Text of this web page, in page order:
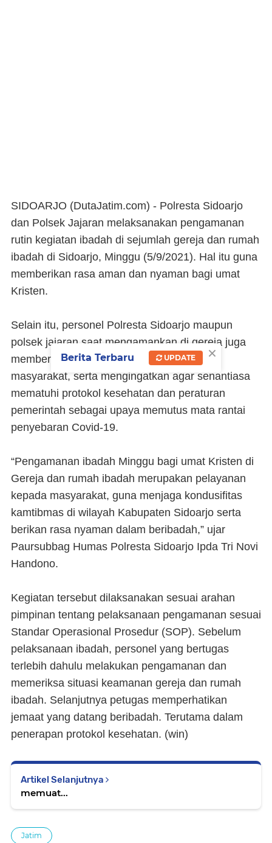
SIDOARJO (DutaJatim.com) - Polresta Sidoarjo
dan Polsek Jajaran melaksanakan pengamanan
rutin kegiatan ibadah di sejumlah gereja dan rumah
ibadah di Sidoarjo, Minggu (5/9/2021). Hal itu guna
memberikan rasa aman dan nyaman bagi umat
Kristen.
Selain itu, personel Polresta Sidoarjo maupun
polsek jajaran saat mengamankan di gereja juga
memberikan himbauan kamtibmas kepada
masyarakat, serta mengingatkan agar senantiasa
mematuhi protokol kesehatan dan peraturan
pemerintah sebagai upaya memutus mata rantai
penyebaran Covid-19.
“Pengamanan ibadah Minggu bagi umat Kristen di
Gereja dan rumah ibadah merupakan pelayanan
kepada masyarakat, guna menjaga kondusifitas
kamtibmas di wilayah Kabupaten Sidoarjo serta
berikan rasa nyaman dalam beribadah,” ujar
Paursubbag Humas Polresta Sidoarjo Ipda Tri Novi
Handono.
Kegiatan tersebut dilaksanakan sesuai arahan
pimpinan tentang pelaksanaan pengamanan sesuai
Standar Operasional Prosedur (SOP). Sebelum
pelaksanaan ibadah, personel yang bertugas
terlebih dahulu melakukan pengamanan dan
memeriksa situasi keamanan gereja dan rumah
ibadah. Selanjutnya petugas memperhatikan
jemaat yang datang beribadah. Terutama dalam
penerapan protokol kesehatan. (win)
Artikel Selanjutnya
memuat...
Jatim
×
Berita Terbaru UPDATE